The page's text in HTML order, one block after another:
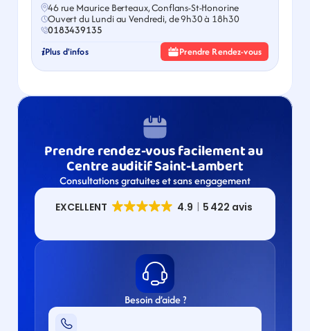
46 rue Maurice Berteaux, Conflans-St-Honorine
Ouvert du Lundi au Vendredi, de 9h30 à 18h30
0183439135
Plus d'infos Prendre Rendez-vous
Prendre rendez-vous facilement au
Centre auditif Saint-Lambert
Consultations gratuites et sans engagement
Besoin d’aide ?